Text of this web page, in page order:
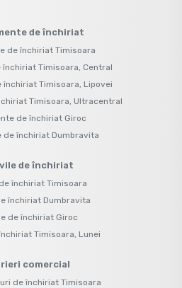
de închiriat
de închiriat Timisoara
Timisoara, Central
Timisoara, Lipovei
Timisoara, Ultracentral
de închiriat Giroc
de închiriat Dumbravita
vile de închiriat
închiriat Timisoara
închiriat Dumbravita
de închiriat Giroc
Timisoara, Lunei
comercial
de închiriat Timisoara